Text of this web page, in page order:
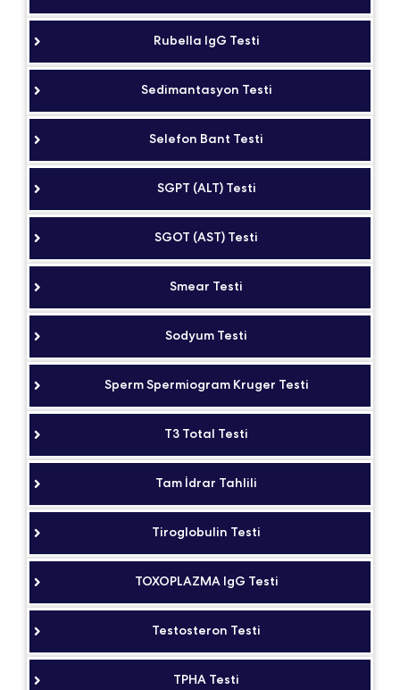
Rubella IgG Testi
Sedimantasyon Testi
Selefon Bant Testi
SGPT (ALT) Testi
SGOT (AST) Testi
Smear Testi
Sodyum Testi
Sperm Spermiogram Kruger Testi
T3 Total Testi
Tam İdrar Tahlili
Tiroglobulin Testi
TOXOPLAZMA IgG Testi
Testosteron Testi
TPHA Testi